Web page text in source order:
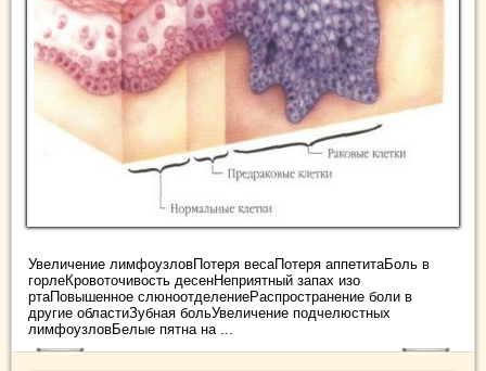
Увеличение лимфоузловПотеря весаПотеря аппетитаБоль в
горлеКровоточивость десенНеприятный запах изо
ртаПовышенное слюноотделениеРаспространение боли в
другие областиЗубная больУвеличение подчелюстных
лимфоузловБелые пятна на ...